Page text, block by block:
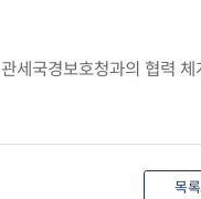
세국경보호청과의 협력 체
목록